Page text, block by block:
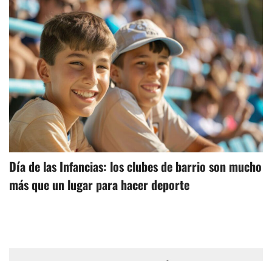
Día de las Infancias: los clubes de barrio son mucho
más que un lugar para hacer deporte